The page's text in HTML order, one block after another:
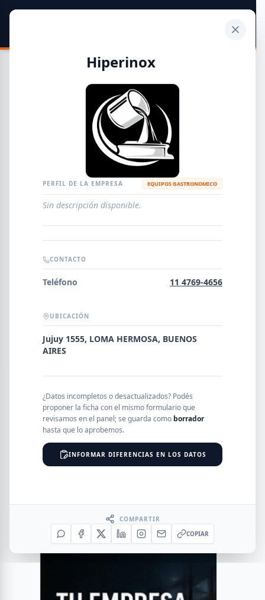
Guía de Empresas Metalúrgicas y Siderúrgicas
METALÚRGICAS
EMPRESAS AGREGAR EMPRESA
Error al cargar empresas.
NOMBRE
SEGMENTO
Hiperinox
PERFIL DE LA EMPRESA EQUIPOS GASTRONOMICO
Sin descripción disponible.
CONTACTO
Teléfono 11 4769-4656
UBICACIÓN
Jujuy 1555, LOMA HERMOSA, BUENOS
AIRES
¿Datos incompletos o desactualizados? Podés
proponer la ficha con el mismo formulario que
revisamos en el panel; se guarda como borrador
hasta que lo aprobemos.
INFORMAR DIFERENCIAS EN LOS DATOS
COMPARTIR
COPIAR